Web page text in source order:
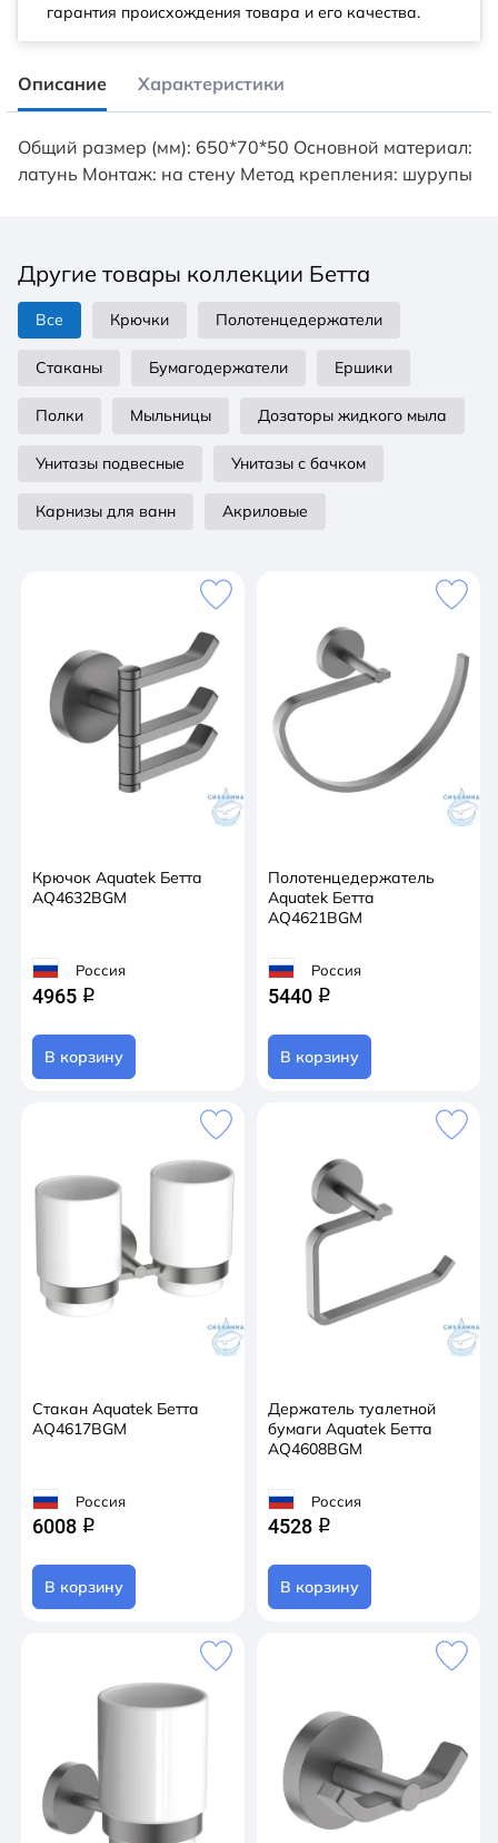
гарантия происхождения товара и его качества.
Описание Характеристики
Общий размер (мм): 650*70*50 Основной материал:
латунь Монтаж: на стену Метод крепления: шурупы
Другие товары коллекции Бетта
Все Крючки Полотенцедержатели
Стаканы Бумагодержатели Ершики
Полки Мыльницы Дозаторы жидкого мыла
Унитазы подвесные Унитазы с бачком
Карнизы для ванн Акриловые
Крючок Aquatek Бетта
AQ4632BGM
Россия
4965 q
В корзину
Полотенцедержатель
Aquatek Бетта
AQ4621BGM
Россия
5440 q
В корзину
Стакан Aquatek Бетта
AQ4617BGM
Россия
6008 q
В корзину
Держатель туалетной
бумаги Aquatek Бетта
AQ4608BGM
Россия
4528 q
В корзину